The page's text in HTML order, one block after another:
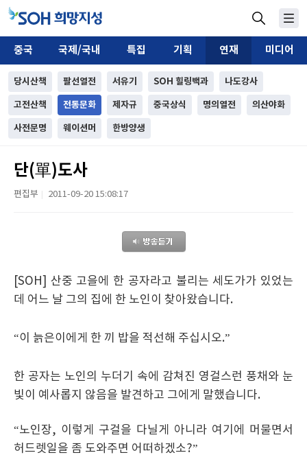
중국 국제/국내 특집 기획 연재 미디어
당시산책 팔선열전 서유기 SOH 힐링백과 나도강사
고전산책 전통문화 제자규 중국상식 명의열전 의산야화
사전문명 웨이션머 한방양생
단(單)도사
편집부 2011-09-20 15:08:17
[SOH] 산중 고을에 한 공자라고 불리는 세도가가 있었는
데 어느 날 그의 집에 한 노인이 찾아왔습니다.
“이 늙은이에게 한 끼 밥을 적선해 주십시오.”
한 공자는 노인의 누더기 속에 감쳐진 영걸스런 풍채와 눈
빛이 예사롭지 않음을 발견하고 그에게 말했습니다.
“노인장, 이렇게 구걸을 다닐게 아니라 여기에 머물면서
허드렛일을 좀 도와주면 어떠하겠소?”